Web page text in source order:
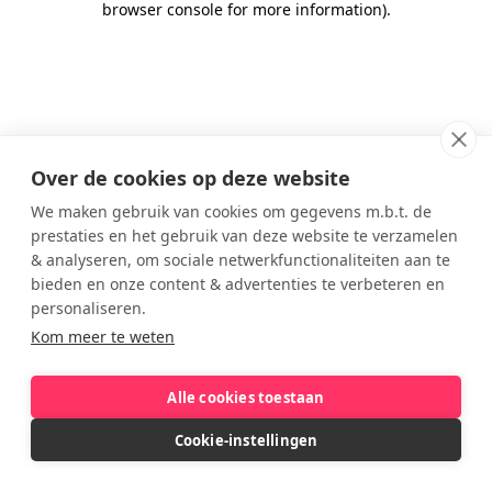
Over de cookies op deze website
We maken gebruik van cookies om gegevens m.b.t. de
prestaties en het gebruik van deze website te verzamelen
& analyseren, om sociale netwerkfunctionaliteiten aan te
bieden en onze content & advertenties te verbeteren en
personaliseren.
Kom meer te weten
Alle cookies toestaan
Cookie-instellingen
browser console for more information).